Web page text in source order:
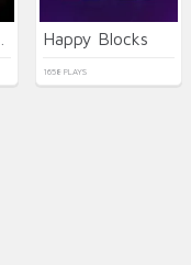
Happy Blocks
1658 PLAYS